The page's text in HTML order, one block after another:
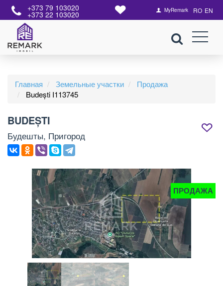
+373 79 103020
+373 22 103020 MyRemark RO EN
Главная Земельные участки
Продажа
Budești I113745
ПРОДАЖА
BUDEȘTI
Будешты, Пригород